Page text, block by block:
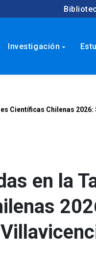
Investigación arrow_drop_down
Científicas Chilenas
en la